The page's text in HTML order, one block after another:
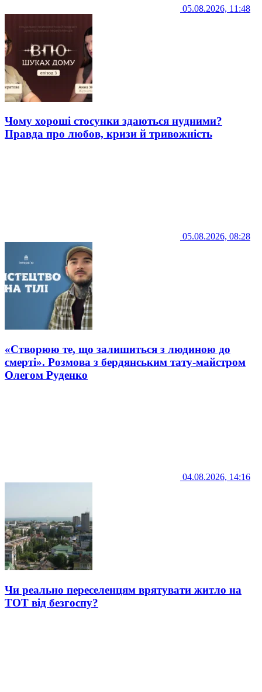
05.08.2026, 11:48
Чому хороші стосунки здаються нудними?
Правда про любов, кризи й тривожність
05.08.2026, 08:28
«Створюю те, що залишиться з людиною до
смерті». Розмова з бердянським тату-майстром
Олегом Руденко
04.08.2026, 14:16
Чи реально переселенцям врятувати житло на
ТОТ від безгоспу?